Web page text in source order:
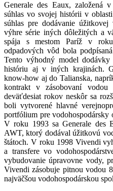
Generale des Eaux, založená
súhlas vo svojej histórii v
súhlas pre dodávanie
výhre série iných dôležitých a
spája s mestom Paríž v
odpadových vôd bola
Tento výhodný model
históriu aj v iných krajinách.
know-how aj do Talianska,
kontrakt v zásobovaní
deväťdesiat rokov neskôr sa
boli vytvorené hlavné
portfólium pre
V roku 1993 sa Generale des
AWT, ktorý dodával úžitkovú
štátoch. V roku 1998 Vivendi
a transfere vo
vybudovanie úpravovne vody,
Vivendi zásobuje pitnou vodou
najväčšou vodohospodárskou